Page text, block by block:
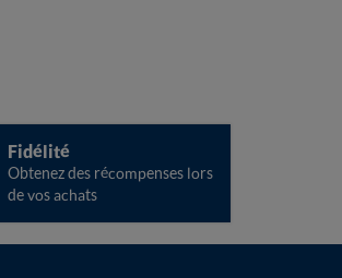
Fidélité
Obtenez des récompenses lors
de vos achats